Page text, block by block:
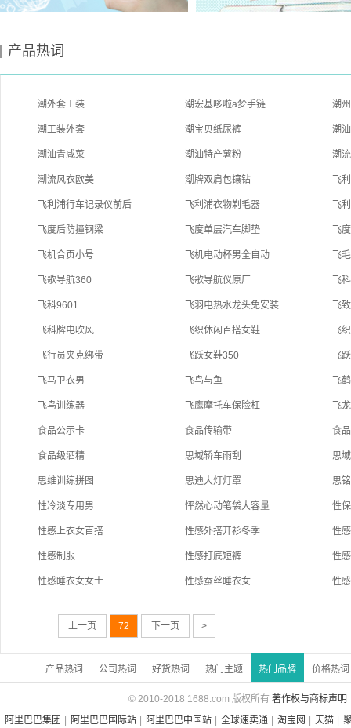
产品热词
潮外套工装 潮宏基哆啦a梦手链 潮
潮工装外套 潮宝贝纸尿裤 潮
潮汕青咸菜 潮汕特产薯粉 潮
潮流风衣欧美 潮牌双肩包镶钻 飞
飞利浦行车记录仪前后 飞利浦衣物剃毛器 飞
飞度后防撞钢梁 飞度单层汽车脚垫 飞
飞机合页小号 飞机电动杯男全自动 飞
飞歌导航360 飞歌导航仪原厂 飞
飞科9601 飞羽电热水龙头免安装 飞
飞科牌电吹风 飞织休闲百搭女鞋 飞
飞行员夹克绑带 飞跃女鞋350 飞
飞马卫衣男 飞鸟与鱼 飞
飞鸟训练器 飞鹰摩托车保险杠 飞
食品公示卡 食品传输带 食
食品级酒精 思域轿车雨刮 思
思维训练拼图 思迪大灯灯罩 思
性冷淡专用男 怦然心动笔袋大容量 性
性感上衣女百搭 性感外搭开衫冬季 性
性感制服 性感打底短裤 性
性感睡衣女女士 性感蚕丝睡衣女 性
上一页 72 下一页 >
产品热词 公司热词 好货热词 热门主题 热门品牌 价格热词
© 2010-2018 1688.com 版权所有 著作权与商标声明
阿里巴巴集团
阿里巴巴国际站 阿里巴巴中国站 全球速卖通 淘宝网 天猫